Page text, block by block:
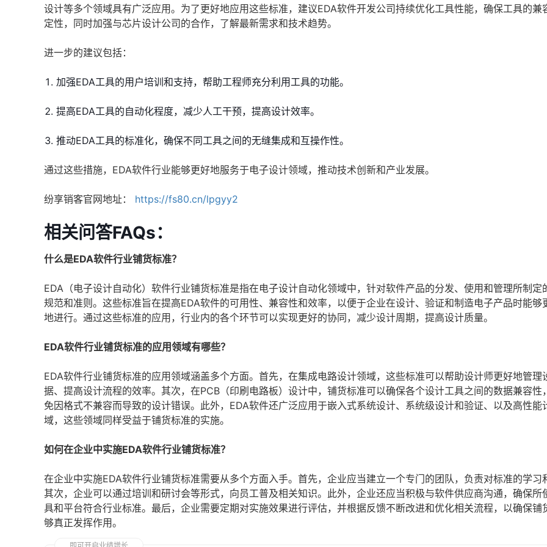
设计等多个领域具有广泛应用。为了更好地应用这些标准，建议EDA软件开发公司持续优化工具性能，确保工具的兼
定性，同时加强与芯片设计公司的合作，了解最新需求和技术趋势。
进一步的建议包括：
加强EDA工具的用户培训和支持，帮助工程师充分利用工具的功能。
提高EDA工具的自动化程度，减少人工干预，提高设计效率。
推动EDA工具的标准化，确保不同工具之间的无缝集成和互操作性。
通过这些措施，EDA软件行业能够更好地服务于电子设计领域，推动技术创新和产业发展。
纷享销客官网地址： https://fs80.cn/lpgyy2
相关问答FAQs：
什么是EDA软件行业铺货标准？
EDA（电子设计自动化）软件行业铺货标准是指在电子设计自动化领域中，针对软件产品的分发、使用和管理所制定
规范和准则。这些标准旨在提高EDA软件的可用性、兼容性和效率，以便于企业在设计、验证和制造电子产品时能够
地进行。通过这些标准的应用，行业内的各个环节可以实现更好的协同，减少设计周期，提高设计质量。
EDA软件行业铺货标准的应用领域有哪些？
EDA软件行业铺货标准的应用领域涵盖多个方面。首先，在集成电路设计领域，这些标准可以帮助设计师更好地管理
据、提高设计流程的效率。其次，在PCB（印刷电路板）设计中，铺货标准可以确保各个设计工具之间的数据兼容性
免因格式不兼容而导致的设计错误。此外，EDA软件还广泛应用于嵌入式系统设计、系统级设计和验证、以及高性能
域，这些领域同样受益于铺货标准的实施。
如何在企业中实施EDA软件行业铺货标准？
在企业中实施EDA软件行业铺货标准需要从多个方面入手。首先，企业应当建立一个专门的团队，负责对标准的学习
其次，企业可以通过培训和研讨会等形式，向员工普及相关知识。此外，企业还应当积极与软件供应商沟通，确保所
具和平台符合行业标准。最后，企业需要定期对实施效果进行评估，并根据反馈不断改进和优化相关流程，以确保铺
够真正发挥作用。